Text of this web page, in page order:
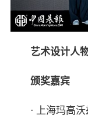
艺术设计人
颁奖嘉宾
· 上海玛高